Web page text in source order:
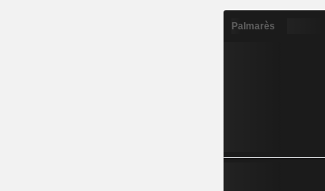
Palmarès